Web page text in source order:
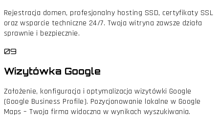
Rejestracja domen, profesjonalny hosting SSD, certyfikaty SSL
oraz wsparcie techniczne 24/7. Twoja witryna zawsze działa
sprawnie i bezpiecznie.
09
Wizytówka Google
Założenie, konfiguracja i optymalizacja wizytówki Google
(Google Business Profile). Pozycjonowanie lokalne w Google
Maps – Twoja firma widoczna w wynikach wyszukiwania.